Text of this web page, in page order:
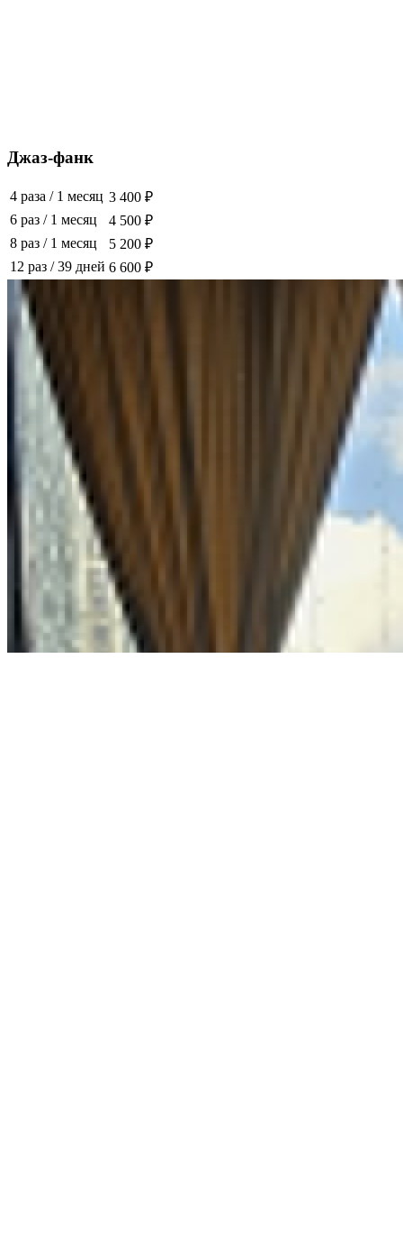
Джаз-фанк
4 раза / 1 месяц 3 400 ₽
6 раз / 1 месяц
4 500 ₽
8 раз / 1 месяц
5 200 ₽
12 раз /39 дней 6 600 ₽